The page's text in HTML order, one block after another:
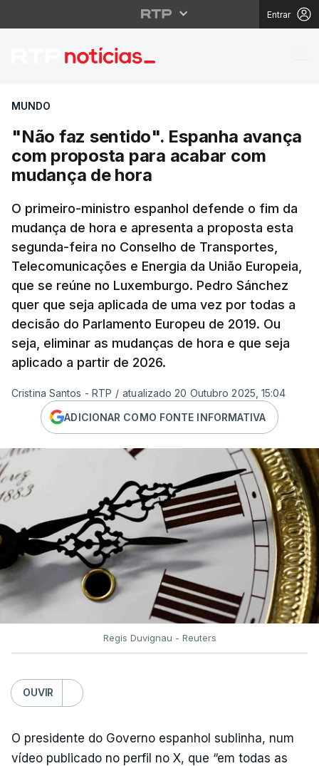
Entrar
"Não faz sentido".
MUNDO
"Não faz sentido". Espanha avança
com proposta para acabar com
mudança de hora
O primeiro-ministro espanhol defende o fim da
mudança de hora e apresenta a proposta esta
segunda-feira no Conselho de Transportes,
Telecomunicações e Energia da União Europeia,
que se reúne no Luxemburgo. Pedro Sánchez
quer que seja aplicada de uma vez por todas a
decisão do Parlamento Europeu de 2019. Ou
seja, eliminar as mudanças de hora e que seja
aplicado a partir de 2026.
Cristina Santos - RTP / atualizado 20 Outubro 2025, 15:04
ADICIONAR COMO FONTE INFORMATIVA
Regis Duvignau - Reuters
OUVIR
O presidente do Governo espanhol sublinha, num
vídeo publicado no perfil no X, que “em todas as